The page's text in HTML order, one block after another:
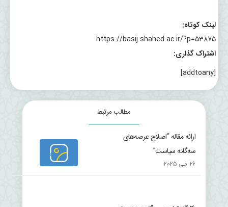
لینک کوتاه:
https://basij.shahed.ac.ir/?p=53875
اشتراک گذاری:
[addtoany]
مطالب مرتبط
ارائه مقاله “اصلاح عرصه‌های
سه‌گانه سیاست”
26 می 2025